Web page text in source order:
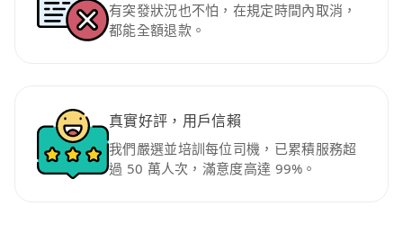
有突發狀況也不怕，在規定時間內取消，
都能全額退款。
真實好評，用戶信賴
我們嚴選並培訓每位司機，已累積服務超
過 50 萬人次，滿意度高達 99%。